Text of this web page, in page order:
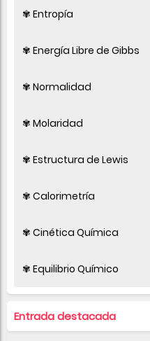
✾ Entropía
✾ Energía Libre de Gibbs
✾ Normalidad
✾ Molaridad
✾ Estructura de Lewis
✾ Calorimetría
✾ Cinética Química
✾ Equilibrio Químico
Entrada destacada